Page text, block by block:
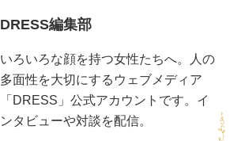
DRESS編集部
いろいろな顔を持つ女性たちへ。人の
多面性を大切にするウェブメディア
「DRESS」公式アカウントです。イ
ンタビューや対談を配信。